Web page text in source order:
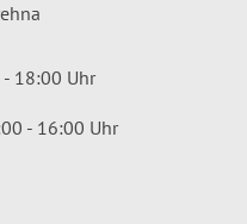
18:00 Uhr
- 16:00 Uhr